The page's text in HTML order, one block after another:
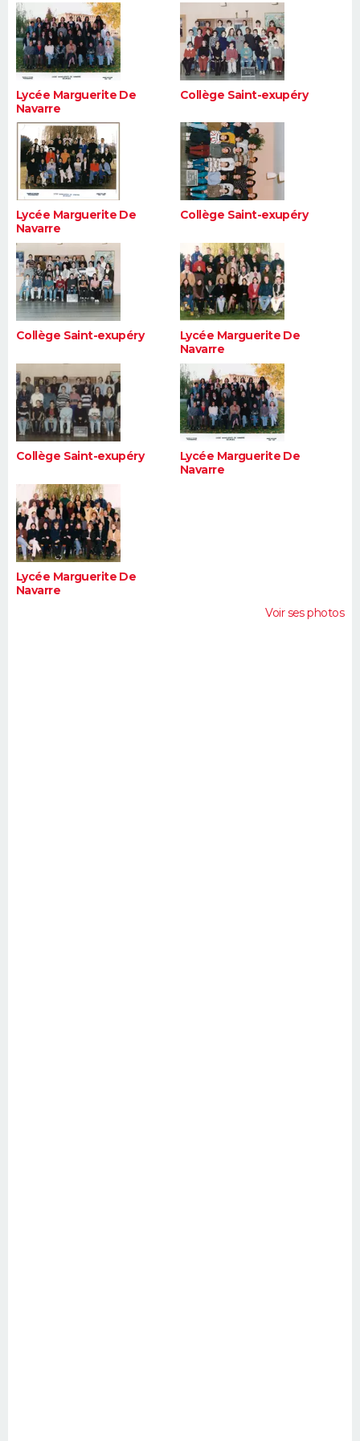
Lycée Marguerite De
Navarre
Collège Saint-exupéry
Lycée Marguerite De
Navarre
Collège Saint-exupéry
Collège Saint-exupéry
Lycée Marguerite De
Navarre
Collège Saint-exupéry
Lycée Marguerite De
Navarre
Lycée Marguerite De
Navarre
Voir ses photos